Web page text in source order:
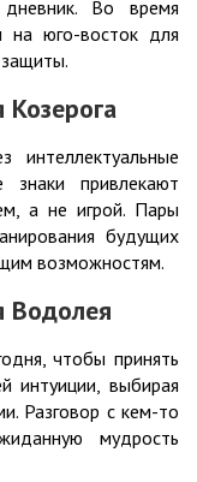
Во время
на юго-восток для
Козерога
интеллектуальные
привлекают
а не игрой. Пары
будущих
возможностям.
Водолея
чтобы принять
интуиции, выбирая
Разговор с кем-то
мудрость